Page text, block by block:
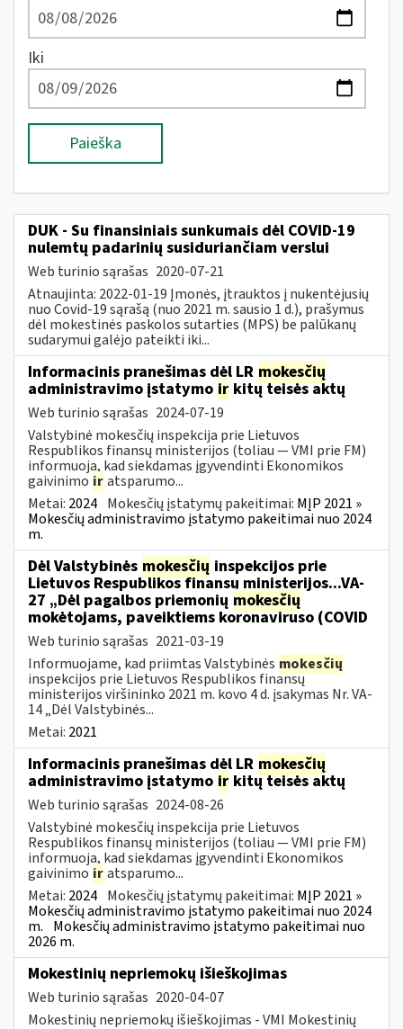
Iki
Paieška
DUK - Su finansiniais sunkumais dėl COVID-19
nulemtų padarinių susiduriančiam verslui
Web turinio sąrašas 2020-07-21
Atnaujinta: 2022-01-19 Įmonės, įtrauktos į nukentėjusių
nuo Covid-19 sąrašą (nuo 2021 m. sausio 1 d.), prašymus
dėl mokestinės paskolos sutarties (MPS) be palūkanų
sudarymui galėjo pateikti iki...
Informacinis pranešimas dėl LR mokesčių
administravimo įstatymo ir kitų teisės aktų
Web turinio sąrašas 2024-07-19
Valstybinė mokesčių inspekcija prie Lietuvos
Respublikos finansų ministerijos (toliau — VMI prie FM)
informuoja, kad siekdamas įgyvendinti Ekonomikos
gaivinimo iratsparumo...
Metai: 2024 Mokesčių įstatymų pakeitimai: MĮP 2021 »
Mokesčių administravimo įstatymo pakeitimai nuo 2024
m.
Dėl Valstybinės mokesčių inspekcijos prie
Lietuvos Respublikos finansų ministerijos...VA-
27 „Dėl pagalbos priemonių mokesčių
mokėtojams, paveiktiems koronaviruso (COVID
Web turinio sąrašas 2021-03-19
Informuojame, kad priimtas Valstybinės mokesčių
inspekcijos prie Lietuvos Respublikos finansų
ministerijos viršininko 2021 m. kovo 4 d. įsakymas Nr. VA-
14 „Dėl Valstybinės...
Metai: 2021
Informacinis pranešimas dėl LR mokesčių
administravimo įstatymo ir kitų teisės aktų
Web turinio sąrašas 2024-08-26
Valstybinė mokesčių inspekcija prie Lietuvos
Respublikos finansų ministerijos (toliau — VMI prie FM)
informuoja, kad siekdamas įgyvendinti Ekonomikos
gaivinimo iratsparumo...
Metai: 2024 Mokesčių įstatymų pakeitimai: MĮP 2021 »
Mokesčių administravimo įstatymo pakeitimai nuo 2024
m. Mokesčių administravimo įstatymo pakeitimai nuo
2026 m.
Mokestinių nepriemokų išieškojimas
Web turinio sąrašas 2020-04-07
Mokestinių nepriemokų išieškojimas - VMI Mokestinių